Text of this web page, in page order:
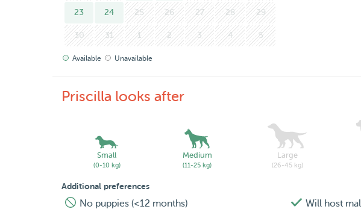
23 24 25 26 27 28 29
30 31 1 2 3 4 5
Available Unavailable
Priscilla looks after
Small
(0-10 kg)
Medium
(11-25 kg)
Large
(26-45 kg)
Additional preferences
No puppies (<12 months)
Will host